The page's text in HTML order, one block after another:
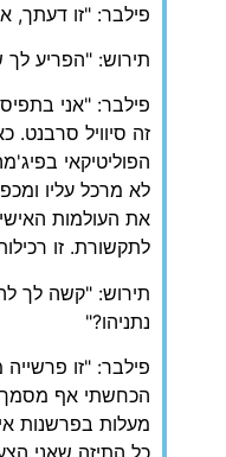
פילבר: "זו דעתך,
תירוש: "הפריע לך
פילבר: "אני
זה סיוויל סרבנט.
הפוליטיקאי
לא מרכל עליו
את העולמות
לתקשורת. זו
תירוש: "קשה לך
נתניהו?"
פילבר: "זו
מעלות בפרשנות